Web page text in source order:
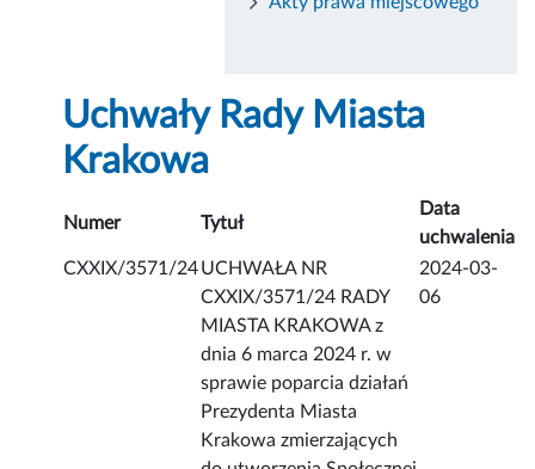
Uchwały Rady Miasta
Krakowa
Numer Tytuł
Data
uchwalenia
CXXIX/3571/24UCHWAŁA NR
CXXIX/3571/24 RADY
MIASTA KRAKOWA z
dnia 6 marca 2024 r. w
sprawie poparcia działań
Prezydenta Miasta
Krakowa zmierzających
2024-03-
06